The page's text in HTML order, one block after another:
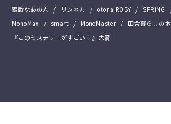
素敵なあの人
リンネル otona ROSY SPRiNG
MonoMax
smart MonoMaster 田舎暮らしの本
『このミステリーがすごい！』大賞